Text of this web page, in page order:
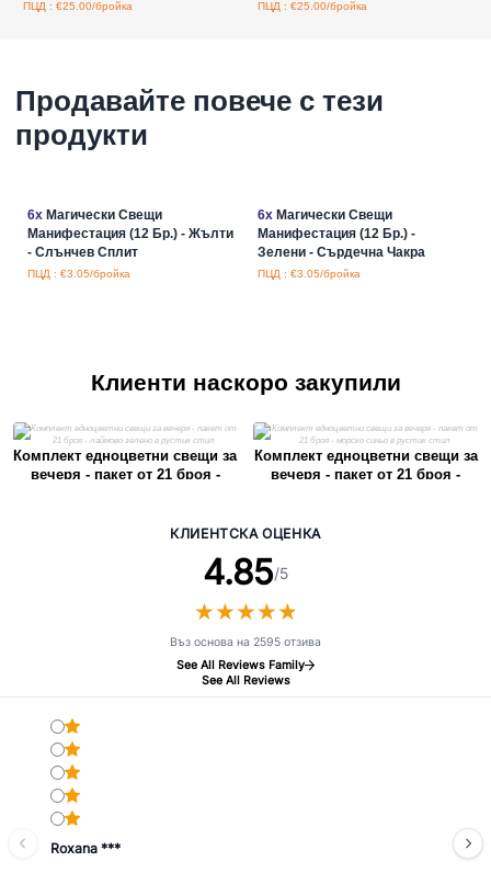
ПЦД : €25.00/бройка ПЦД : €25.00/бройка
Продавайте повече с тези
продукти
6xМагически Свещи
Манифестация (12 Бр.) - Жълти
- Слънчев Сплит
ПЦД : €3.05/бройка
6xМагически Свещи
Манифестация (12 Бр.) -
Зелени - Сърдечна Чакра
ПЦД : €3.05/бройка
Клиенти наскоро закупили
Комплект едноцветни свещи за
вечеря - пакет от 21 броя -
Комплект едноцветни свещи за
вечеря - пакет от 21 броя -
КЛИЕНТСКА ОЦЕНКА
4.85/5
★★★★★
★★★★★
Въз основа на 2595 отзива
See All Reviews Family
See All Reviews
Roxana ***